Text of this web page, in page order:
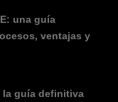
una guía
ventajas y
la guía definitiva